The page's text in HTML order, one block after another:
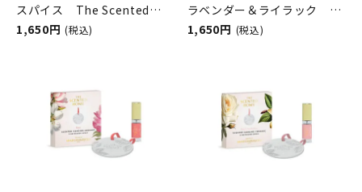
スパイス The Scented
Home by Ashleigh＆
1,650円 (税込)
ラベンダー＆ライラック
The Scented Home by
1,650円 (税込)